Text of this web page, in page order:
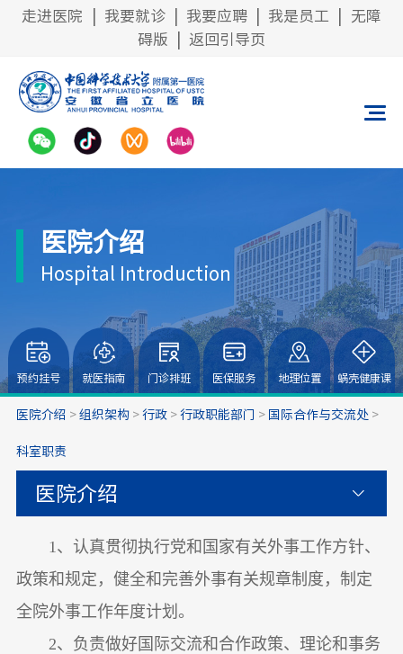
走进医院 我要就诊 我要应聘 我是员工
无障
碍版
返回引导页
医院介绍
Hospital Introduction
预约挂号 就医指南 门诊排班 医保服务 地理位置 蜗壳健康课
医院介绍 > 组织架构> 行政> 行政职能部门 > 国际合作与交流处 >
科室职责
医院介绍
1、认真贯彻执行党和国家有关外事工作方针、
政策和规定，健全和完善外事有关规章制度，制定
全院外事工作年度计划。
2、负责做好国际交流和合作政策、理论和事务